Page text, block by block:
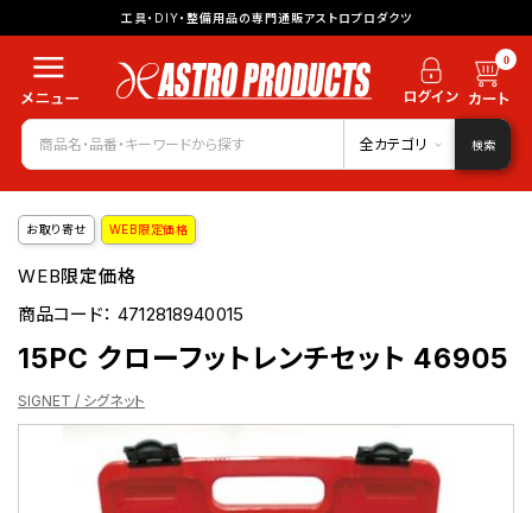
工具・DIY・整備用品の専門通販アストロプロダクツ
0
全カテゴリ 検索
お取り寄せ WEB限定価格
WEB限定価格
商品コード：4712818940015
15PC クローフットレンチセット 46905
SIGNET / シグネット